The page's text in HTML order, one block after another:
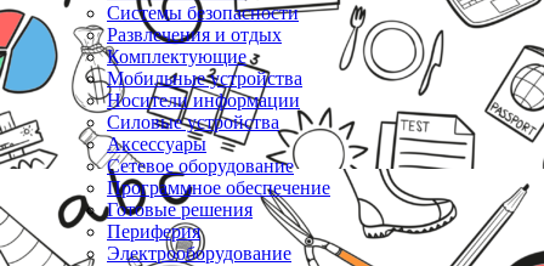
Системы безопасности
Развлечения и отдых
Комплектующие
Мобильные устройства
Носители информации
Силовые устройства
Аксессуары
Сетевое оборудование
Программное обеспечение
Готовые решения
Периферия
Электрооборудование